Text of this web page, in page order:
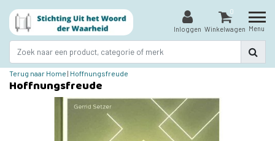
Inloggen
0
Winkelwagen Menu
Terug naar Home | Hoffnungsfreude
Hoffnungsfreude